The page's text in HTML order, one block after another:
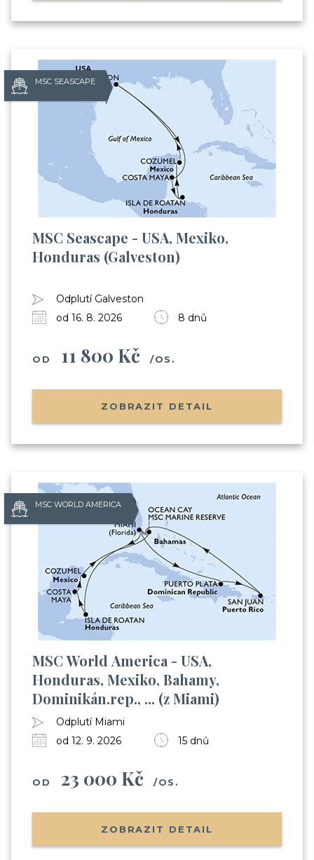
MSC SEASCAPE
MSC Seascape - USA, Mexiko,
Honduras (Galveston)
Odplutí Galveston
od 16. 8. 2026
8 dnů
OD 11 800 Kč /OS.
ZOBRAZIT DETAIL
MSC WORLD AMERICA
MSC World America - USA,
Honduras, Mexiko, Bahamy,
Dominikán.rep., ... (z Miami)
Odplutí Miami
od 12. 9. 2026
15 dnů
OD 23 000 Kč /OS.
ZOBRAZIT DETAIL